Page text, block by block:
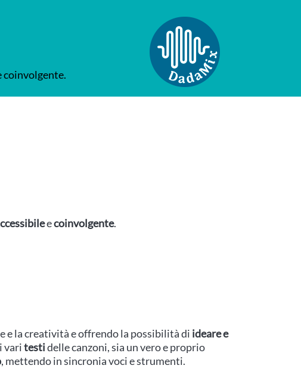
coinvolgente.
ecoinvolgente.
e la creatività e offrendo la possibilità di ideare e
varitestidelle canzoni, sia un vero e proprio
, mettendo in sincronia voci e strumenti.